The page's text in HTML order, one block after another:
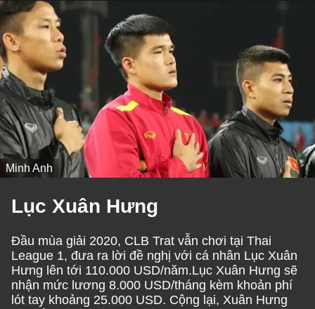
Minh Anh
Lục Xuân Hưng
Đầu mùa giải 2020, CLB Trat vẫn chơi tại Thai
League 1, đưa ra lời đề nghị với cá nhân Lục Xuân
Hưng lên tới 110.000 USD/năm.Lục Xuân Hưng sẽ
nhận mức lương 8.000 USD/tháng kèm khoản phí
lót tay khoảng 25.000 USD. Cộng lại, Xuân Hưng